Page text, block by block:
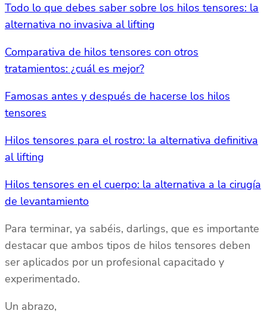
Todo lo que debes saber sobre los hilos tensores: la
alternativa no invasiva al lifting
Comparativa de hilos tensores con otros
tratamientos: ¿cuál es mejor?
Famosas antes y después de hacerse los hilos
tensores
Hilos tensores para el rostro: la alternativa definitiva
al lifting
Hilos tensores en el cuerpo: la alternativa a la cirugía
de levantamiento
Para terminar, ya sabéis, darlings, que es importante
destacar que ambos tipos de hilos tensores deben
ser aplicados por un profesional capacitado y
experimentado.
Un abrazo,